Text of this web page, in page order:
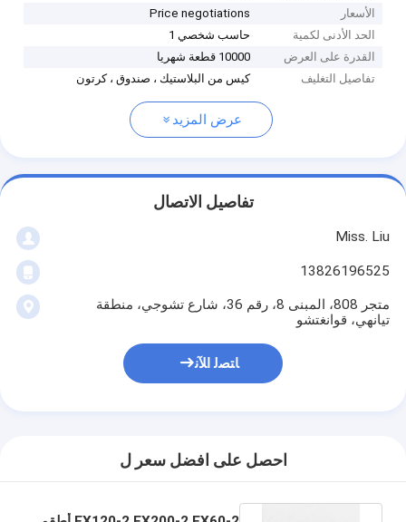
الأسعار
Price negotiations
الحد الأدنى لكمية
حاسب شخصي 1
القدرة على العرض
10000 قطعة شهريا
تفاصيل التغليف
كيس من البلاستيك ، صندوق ، كرتون
عرض المزيد
تفاصيل الاتصال
Miss. Liu
13826196525
متجر 808، المبنى 8، رقم 36، شارع تشوجي، منطقة
تيانهي، قوانغتشو
ﺎﺘﺼﻟ ﺍﻶﻧ
احصل على افضل سعر ل